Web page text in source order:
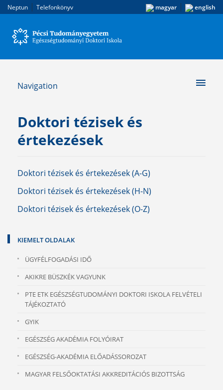
Neptun | Telefonkönyv magyar | english
Navigation
Doktori tézisek és
értekezések
Doktori tézisek és értekezések (A-G)
Doktori tézisek és értekezések (H-N)
Doktori tézisek és értekezések (O-Z)
KIEMELT OLDALAK
ÜGYFÉLFOGADÁSI IDŐ
AKIKRE BÜSZKÉK VAGYUNK
PTE ETK EGÉSZSÉGTUDOMÁNYI DOKTORI ISKOLA FELVÉTELI
TÁJÉKOZTATÓ
GYIK
EGÉSZSÉG AKADÉMIA FOLYÓIRAT
EGÉSZSÉG-AKADÉMIA ELŐADÁSSOROZAT
MAGYAR FELSŐOKTATÁSI AKKREDITÁCIÓS BIZOTTSÁG